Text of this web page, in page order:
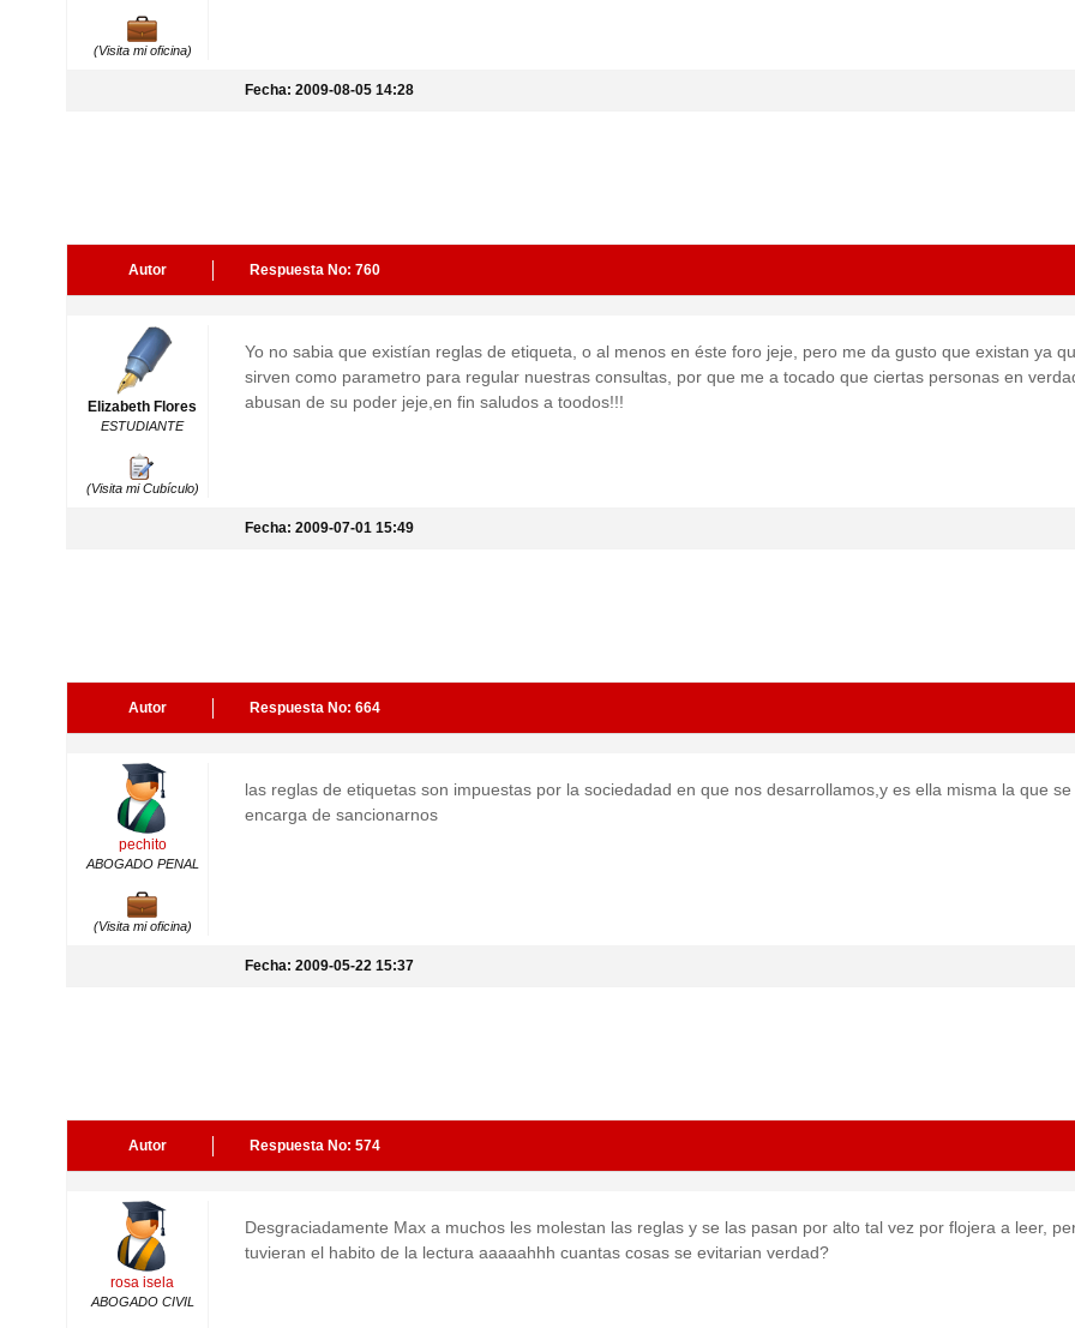
(Visita mi oficina)
Fecha: 2009-08-05 14:28
Autor Respuesta No: 760
Elizabeth Flores
ESTUDIANTE
(Visita mi Cubículo)
Yo no sabia que existían reglas de etiqueta, o al menos en éste foro jeje, pero me da gusto que existan ya
sirven como parametro para regular nuestras consultas, por que me a tocado que ciertas personas en
abusan de su poder jeje,en fin saludos a toodos!!!
Fecha: 2009-07-01 15:49
Autor Respuesta No: 664
pechito
ABOGADO PENAL
(Visita mi oficina)
las reglas de etiquetas son impuestas por la sociedadad en que nos desarrollamos,y es ella misma la que se
encarga de sancionarnos
Fecha: 2009-05-22 15:37
Autor Respuesta No: 574
rosa isela
ABOGADO CIVIL
Desgraciadamente Max a muchos les molestan las reglas y se las pasan por alto tal vez por flojera a leer,
tuvieran el habito de la lectura aaaaahhh cuantas cosas se evitarian verdad?